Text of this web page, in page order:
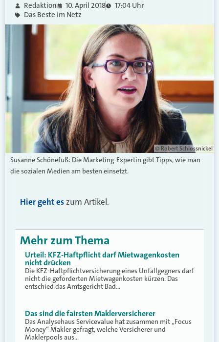
Redaktion 10. April 2018
17:04 Uhr
Das Beste im Netz
© Robert Schlossnickel
Susanne Schönefuß: Die Marketing-Expertin gibt Tipps, wie man
die sozialen Medien am besten einsetzt.
Hier geht eszum Artikel.
Mehr zum Thema
Urteil: KFZ-Haftpflicht darf Mietwagenkosten
nicht drücken
Die KFZ-Haftpflichtversicherung eines Unfallgegners darf
nicht die geforderten Mietwagenkosten kürzen. Das
entschied das Amtsgericht Bad…
Das sind die fairsten Maklerversicherer
Das Analysehaus Servicevalue hat zusammen mit „Focus
Money“ Makler gefragt, welche Versicherer und
Maklerpools aus…